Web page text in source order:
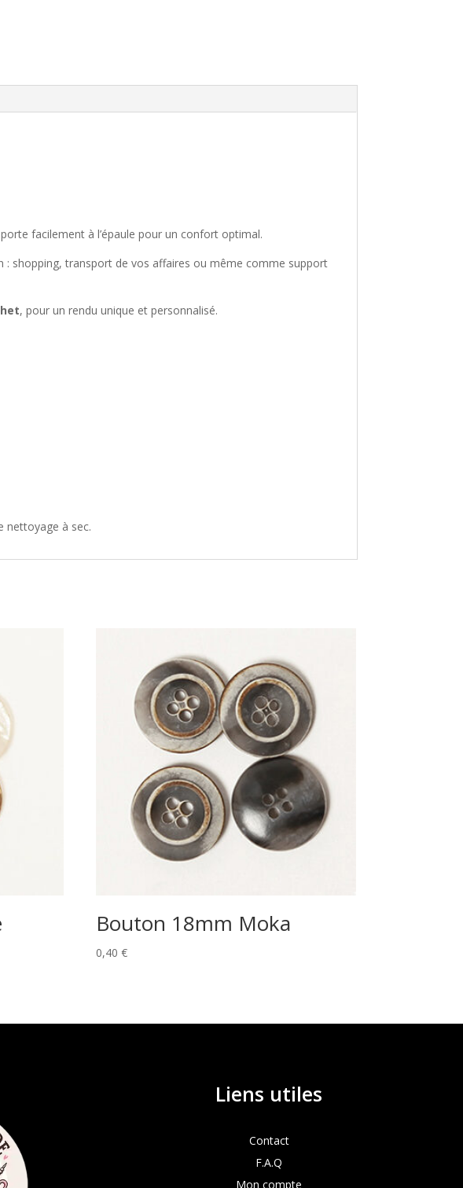
facilement à l’épaule pour un confort optimal.
: shopping, transport de vos affaires ou même comme support
, pour un rendu unique et personnalisé.
nettoyage à sec.
Bouton 18mm Moka
0,40€
Liens utiles
Contact
F.A.Q
Mon compte